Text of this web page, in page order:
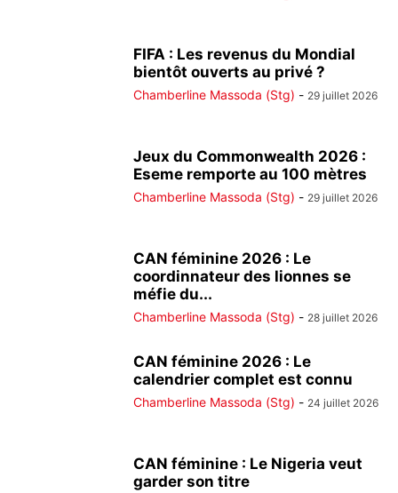
FIFA : Les revenus du Mondial
bientôt ouverts au privé ?
Chamberline Massoda (Stg) - 29 juillet 2026
Jeux du Commonwealth 2026 :
Eseme remporte au 100 mètres
Chamberline Massoda (Stg) - 29 juillet 2026
CAN féminine 2026 : Le
coordinnateur des lionnes se
méfie du...
Chamberline Massoda (Stg) - 28 juillet 2026
CAN féminine 2026 : Le
calendrier complet est connu
Chamberline Massoda (Stg) - 24 juillet 2026
CAN féminine : Le Nigeria veut
garder son titre